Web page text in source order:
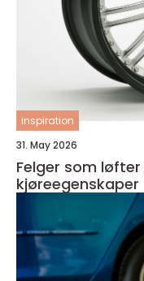
inspiration
31. May 2026
Felger som
kjøreegenskaper